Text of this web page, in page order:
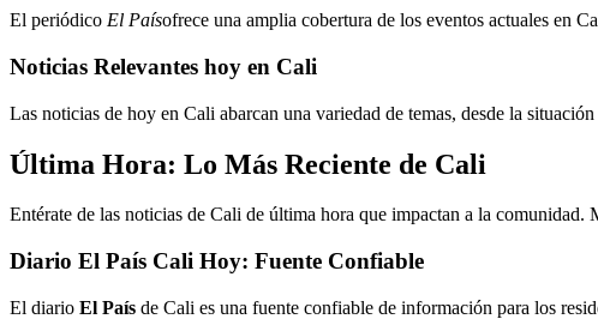
El periódico El Paísofrece una amplia cobertura de los eventos actuales en
Noticias Relevantes hoy en Cali
Las noticias de hoy en Cali abarcan una variedad de temas, desde la
Última Hora: Lo Más Reciente de Cali
Entérate de las noticias de Cali de última hora que impactan a la
Diario El País Cali Hoy: Fuente Confiable
El diario El País de Cali es una fuente confiable de información para los